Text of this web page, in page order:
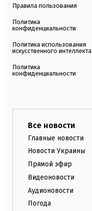
Правила пользования
Политика
конфиденциальности
Политика использования
искусственного интеллекта
Политика
конфиденциальности
Все новости
Главные новости
Новости Украины
Прямой эфир
Видеоновости
Аудионовости
Погода